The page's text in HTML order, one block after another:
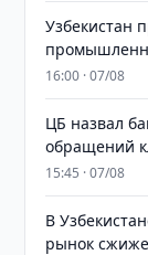
Узбекистан
16:00 · 07/08
ЦБ назвал
обращений
15:45 · 07/08
В
рынок